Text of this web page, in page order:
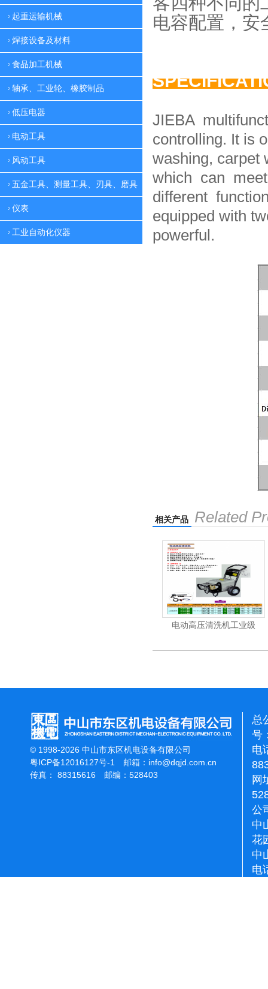
起重运输机械
焊接设备及材料
食品加工机械
轴承、工业轮、橡胶制品
低压电器
电动工具
风动工具
五金工具、测量工具、刃具、磨具
仪表
工业自动化仪器
电容配置， 安
JIEBA
controlling. It is
washing, carpet
which can
different
equipped with
powerful.
相关产品 Related
电动高压清洗机工业级
© 1998-2026 中山市东区机电设备有限公司
粤ICP备12016127号-1
邮箱： info@dqjd.com.cn
传真： 88315616 邮编：528403
总
号
电
网
公
中
花
中
电